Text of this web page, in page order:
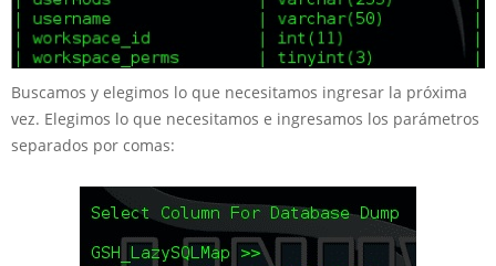
Buscamos y elegimos lo que necesitamos ingresar la próxima
vez. Elegimos lo que necesitamos e ingresamos los parámetros
separados por comas: